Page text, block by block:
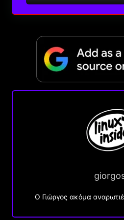
Ο Γιώργος ακόμα